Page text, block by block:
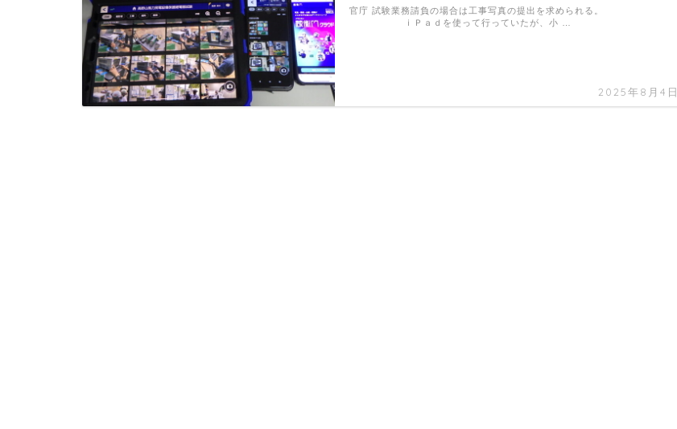
2025年8月4日
官庁 試験業務請負の場合は工事写真の提出を求められる。
ｉＰａｄを使って行っていたが、小 …